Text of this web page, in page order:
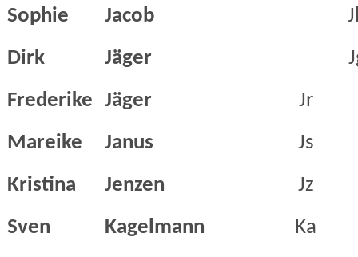
Sophie
Jacob
Dirk
Jäger
Frederike Jäger
Jr
Mareike
Janus
Js
Kristina
Jenzen
Jz
Sven
Kagelmann
Ka